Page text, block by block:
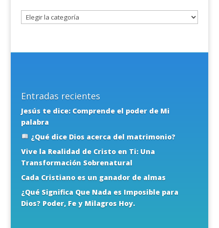
Entradas recientes
Jesús te dice: Comprende el poder de Mi
palabra
¿Qué dice Dios acerca del matrimonio?
Vive la Realidad de Cristo en Ti: Una
Transformación Sobrenatural
Cada Cristiano es un ganador de almas
¿Qué Significa Que Nada es Imposible para
Dios? Poder, Fe y Milagros Hoy.